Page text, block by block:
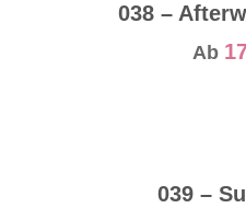
038 –
Ab
039 –